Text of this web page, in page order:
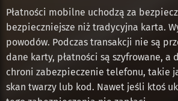
Płatności mobilne uchodzą za
bezpieczniejsze niż tradycyjna karta.
powodów. Podczas transakcji nie są
dane karty, płatności są szyfrowane, a
chroni zabezpieczenie telefonu, takie
skan twarzy lub kod. Nawet jeśli ktoś